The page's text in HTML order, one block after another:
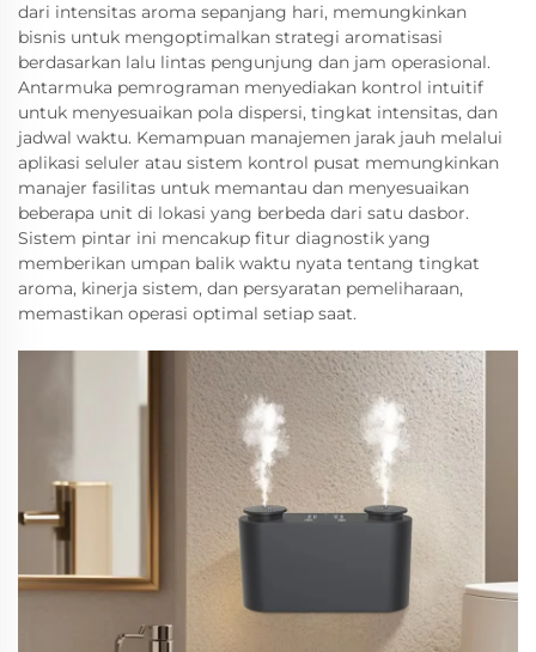
dari intensitas aroma sepanjang hari, memungkinkan
bisnis untuk mengoptimalkan strategi aromatisasi
berdasarkan lalu lintas pengunjung dan jam operasional.
Antarmuka pemrograman menyediakan kontrol intuitif
untuk menyesuaikan pola dispersi, tingkat intensitas, dan
jadwal waktu. Kemampuan manajemen jarak jauh melalui
aplikasi seluler atau sistem kontrol pusat memungkinkan
manajer fasilitas untuk memantau dan menyesuaikan
beberapa unit di lokasi yang berbeda dari satu dasbor.
Sistem pintar ini mencakup fitur diagnostik yang
memberikan umpan balik waktu nyata tentang tingkat
aroma, kinerja sistem, dan persyaratan pemeliharaan,
memastikan operasi optimal setiap saat.